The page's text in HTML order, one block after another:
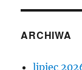
ARCHIWA
lipiec